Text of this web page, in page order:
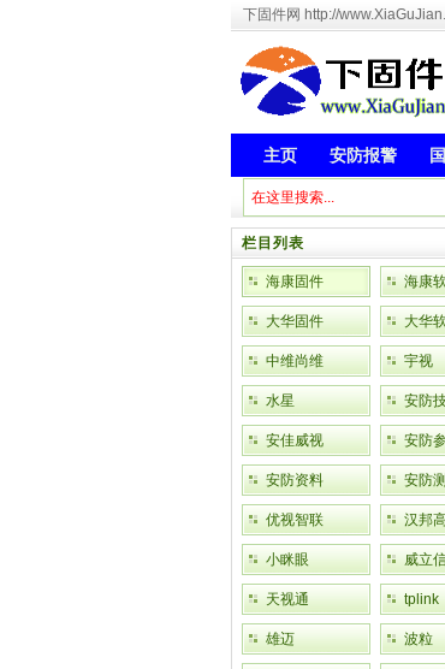
下固件网 http://
主页 安防报警
栏目列表
海康固件 海康
大华固件 大华
中维尚维 宇视
水星 安防
安佳威视 安防
安防资料 安防
优视智联 汉邦
小眯眼 威立
天视通 tplink
雄迈 波粒